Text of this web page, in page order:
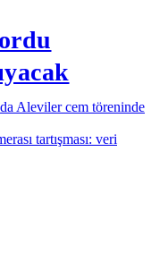
Aleviler cem töreninde
tartışması: veri